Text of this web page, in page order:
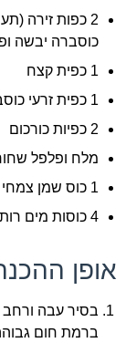
2 כפות זירה
כוסברה יבשה
1 כפית קצח
1 כפית זרעי כוסברה
2 כפיות כורכום
מלח ופלפל
1 כוס שמן צמחי
4 כוסות מים רותחים
אופן
בסיר עבה ורחב
ברמת חום